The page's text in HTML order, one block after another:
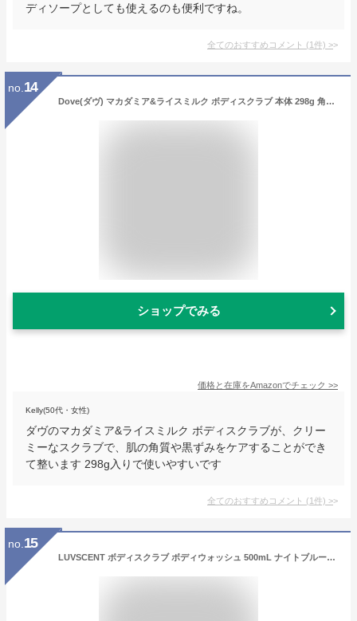
ディソープとしても使えるのも便利ですね。
全てのおすすめコメント (1件) >
no. 14
Dove(ダヴ) マカダミア&ライスミルク ボディスクラブ 本体 298g 角質ケア 黒ずみ 透明感
ショップでみる
価格と在庫をAmazonでチェック >>
Kelly(50代・女性)
ダヴのマカダミア&ライスミルク ボディスクラブが、クリー
ミーなスクラブで、肌の角質や黒ずみをケアすることができ
て整います 298g入りで使いやすいです
全てのおすすめコメント (1件) >
no. 15
LUVSCENT ボディスクラブ ボディウォッシュ 500mL ナイトブルーミング ジャスミン [ 香水スクラブ 保湿 角質ケア いい香り 泡 弱酸性 ソープ スクラブ ゴマージュ ソープ 肘 黒ずみ 大容量 韓国 ラブセント らぶせんと ]